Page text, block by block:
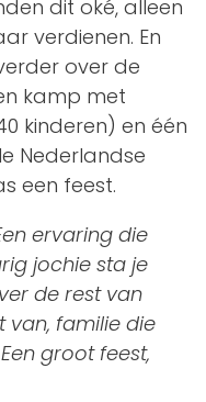
dit oké, alleen
verdienen. En
over de
kamp met
kinderen) en één
Nederlandse
een feest.
ervaring die
jochie sta je
de rest van
van, familie die
groot feest,